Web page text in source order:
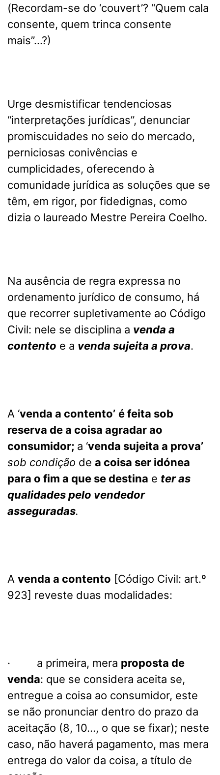
(Recordam-se do ‘couvert’? “Quem cala
consente, quem trinca consente
mais”…?)
Urge desmistificar tendenciosas
“interpretações jurídicas”, denunciar
promiscuidades no seio do mercado,
perniciosas conivências e
cumplicidades, oferecendo à
comunidade jurídica as soluções que se
têm, em rigor, por fidedignas, como
dizia o laureado Mestre Pereira Coelho.
Na ausência de regra expressa no
ordenamento jurídico de consumo, há
que recorrer supletivamente ao Código
Civil: nele se disciplina a venda a
contento e a venda sujeita a prova.
A ‘venda a contento’ é feita sob
reserva de a coisa agradar ao
consumidor; a ‘venda sujeita a prova’
sob condição de a coisa ser idónea
para o fim a que se destina e ter as
qualidades pelo vendedor
asseguradas.
A venda a contento [Código Civil: art.º
923] reveste duas modalidades:
· a primeira, mera proposta de
venda: que se considera aceita se,
entregue a coisa ao consumidor, este
se não pronunciar dentro do prazo da
aceitação (8, 10…, o que se fixar); neste
caso, não haverá pagamento, mas mera
entrega do valor da coisa, a título de